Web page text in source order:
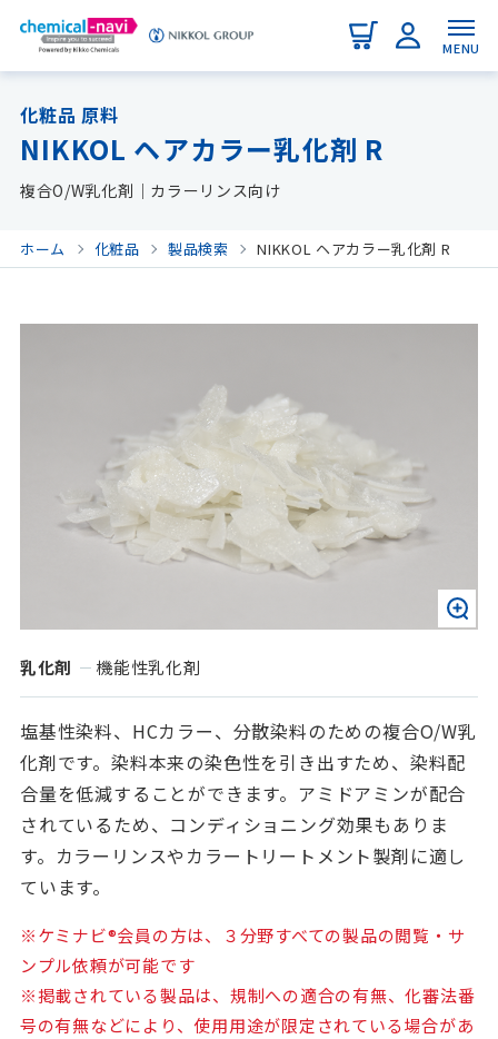
MENU
化粧品 原料
NIKKOL ヘアカラー乳化剤 R
複合O/W乳化剤｜カラーリンス向け
ホーム 化粧品 製品検索 NIKKOL ヘアカラー乳化剤 R
乳化剤 機能性乳化剤
塩基性染料、HCカラー、分散染料のための複合O/W乳
化剤です。染料本来の染色性を引き出すため、染料配
合量を低減することができます。アミドアミンが配合
されているため、コンディショニング効果もありま
す。カラーリンスやカラートリートメント製剤に適し
ています。
※ケミナビ®会員の方は、３分野すべての製品の閲覧・サ
ンプル依頼が可能です
※掲載されている製品は、規制への適合の有無、化審法番
号の有無などにより、使用用途が限定されている場合があ